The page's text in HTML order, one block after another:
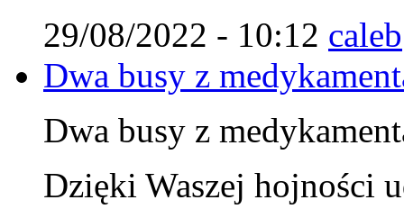
29/08/2022 - 10:12 caleb
Dwa busy z
Dwa busy z
Dzięki Waszej hojności